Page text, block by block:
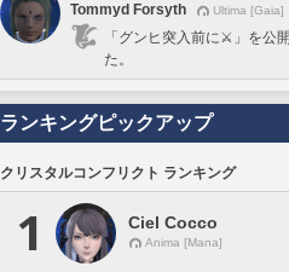
Tommyd Forsyth
Ultima [Gaia]
「グンヒ突入前に⚔️」を公
た。
ランキングピックアップ
クリスタルコンフリクト ランキング
1 Ciel Cocco
Anima [Mana]